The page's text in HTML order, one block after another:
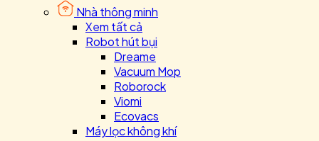
Nhà thông minh
Xem tất cả
Robot hút bụi
Dreame
Vacuum Mop
Roborock
Viomi
Ecovacs
Máy lọc không khí